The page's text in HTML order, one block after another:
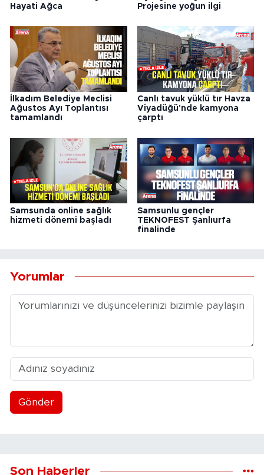
Hayati Ağca
Projesine yoğun ilgi
İlkadım Belediye Meclisi
Ağustos Ayı Toplantısı
tamamlandı
Canlı tavuk yüklü tır Havza
Viyadüğü'nde kamyona
çarptı
Samsunda online sağlık
hizmeti dönemi başladı
Samsunlu gençler
TEKNOFEST Şanlıurfa
finalinde
Yorumlar
Gönder
Son Haberler